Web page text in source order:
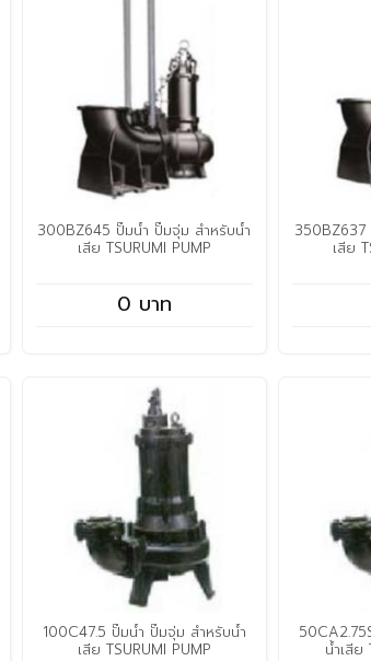
300BZ645 ปั๊มน้ำ ปั๊มจุ่ม สำหรับน้ำ
เสีย TSURUMI PUMP
0 บาท
350BZ637
เสีย
100C47.5 ปั๊มน้ำ ปั๊มจุ่ม สำหรับน้ำ
เสีย TSURUMI PUMP
น้ำเสีย